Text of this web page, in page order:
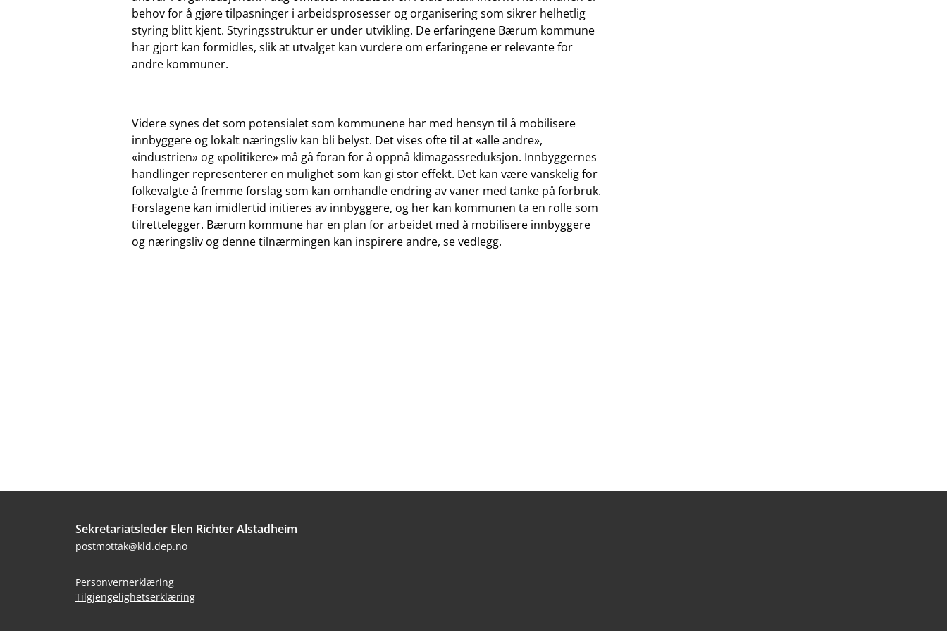
behov for å gjøre tilpasninger i arbeidsprosesser og organisering som sikrer helhetlig
styring blitt kjent. Styringsstruktur er under utvikling. De erfaringene Bærum kommune
har gjort kan formidles, slik at utvalget kan vurdere om erfaringene er relevante for
andre kommuner.
Videre synes det som potensialet som kommunene har med hensyn til å mobilisere
innbyggere og lokalt næringsliv kan bli belyst. Det vises ofte til at «alle andre»,
«industrien» og «politikere» må gå foran for å oppnå klimagassreduksjon. Innbyggernes
handlinger representerer en mulighet som kan gi stor effekt. Det kan være vanskelig for
folkevalgte å fremme forslag som kan omhandle endring av vaner med tanke på forbruk.
Forslagene kan imidlertid initieres av innbyggere, og her kan kommunen ta en rolle som
tilrettelegger. Bærum kommune har en plan for arbeidet med å mobilisere innbyggere
og næringsliv og denne tilnærmingen kan inspirere andre, se vedlegg.
BunntekstSekretariatsleder Elen Richter Alstadheim
postmottak@kld.dep.no
Personvernerklæring
Tilgjengelighetserklæring